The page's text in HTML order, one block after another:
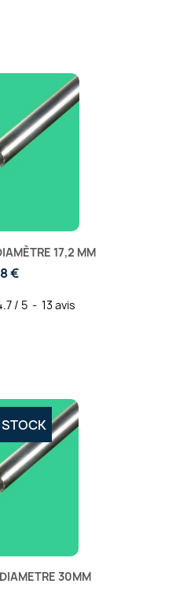
17,2 MM
€
/ 5 - 13avis
30MM
STOCK